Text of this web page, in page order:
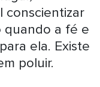
conscientizar
quando a fé e
ela. Existe
poluir.